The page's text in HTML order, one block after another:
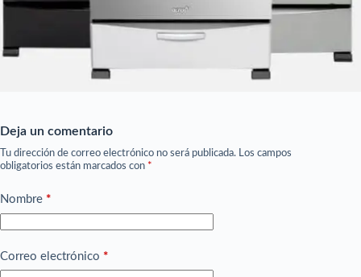
Deja un comentario
Tu dirección de correo electrónico no será publicada. Los campos
obligatorios están marcados con *
Nombre *
Correo electrónico *